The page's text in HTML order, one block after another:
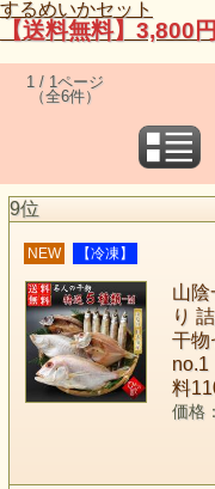
するめいかセット
【送料無料】3,800円
1 / 1ページ
（全6件）
9位
NEW 【冷凍】
山陰
り
干物
no.1
料
価格